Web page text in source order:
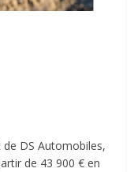
de DS Automobiles,
de 43 900 € en